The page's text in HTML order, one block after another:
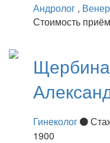
Андролог ,
Стоимость
Щербина
Гинеколог
1900